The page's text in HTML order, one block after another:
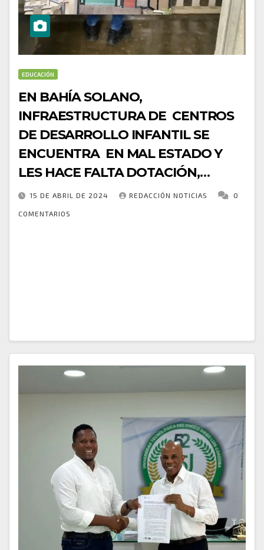
EDUCACIÓN
EN BAHÍA SOLANO,
INFRAESTRUCTURA DE CENTROS
DE DESARROLLO INFANTIL SE
ENCUENTRA EN MAL ESTADO Y
LES HACE FALTA DOTACIÓN,
SEGUN DENUNCIA DEL
PERSONERO MUNICIPAL.
15 DE ABRIL DE 2024 REDACCIÓN NOTICIAS 0
COMENTARIOS